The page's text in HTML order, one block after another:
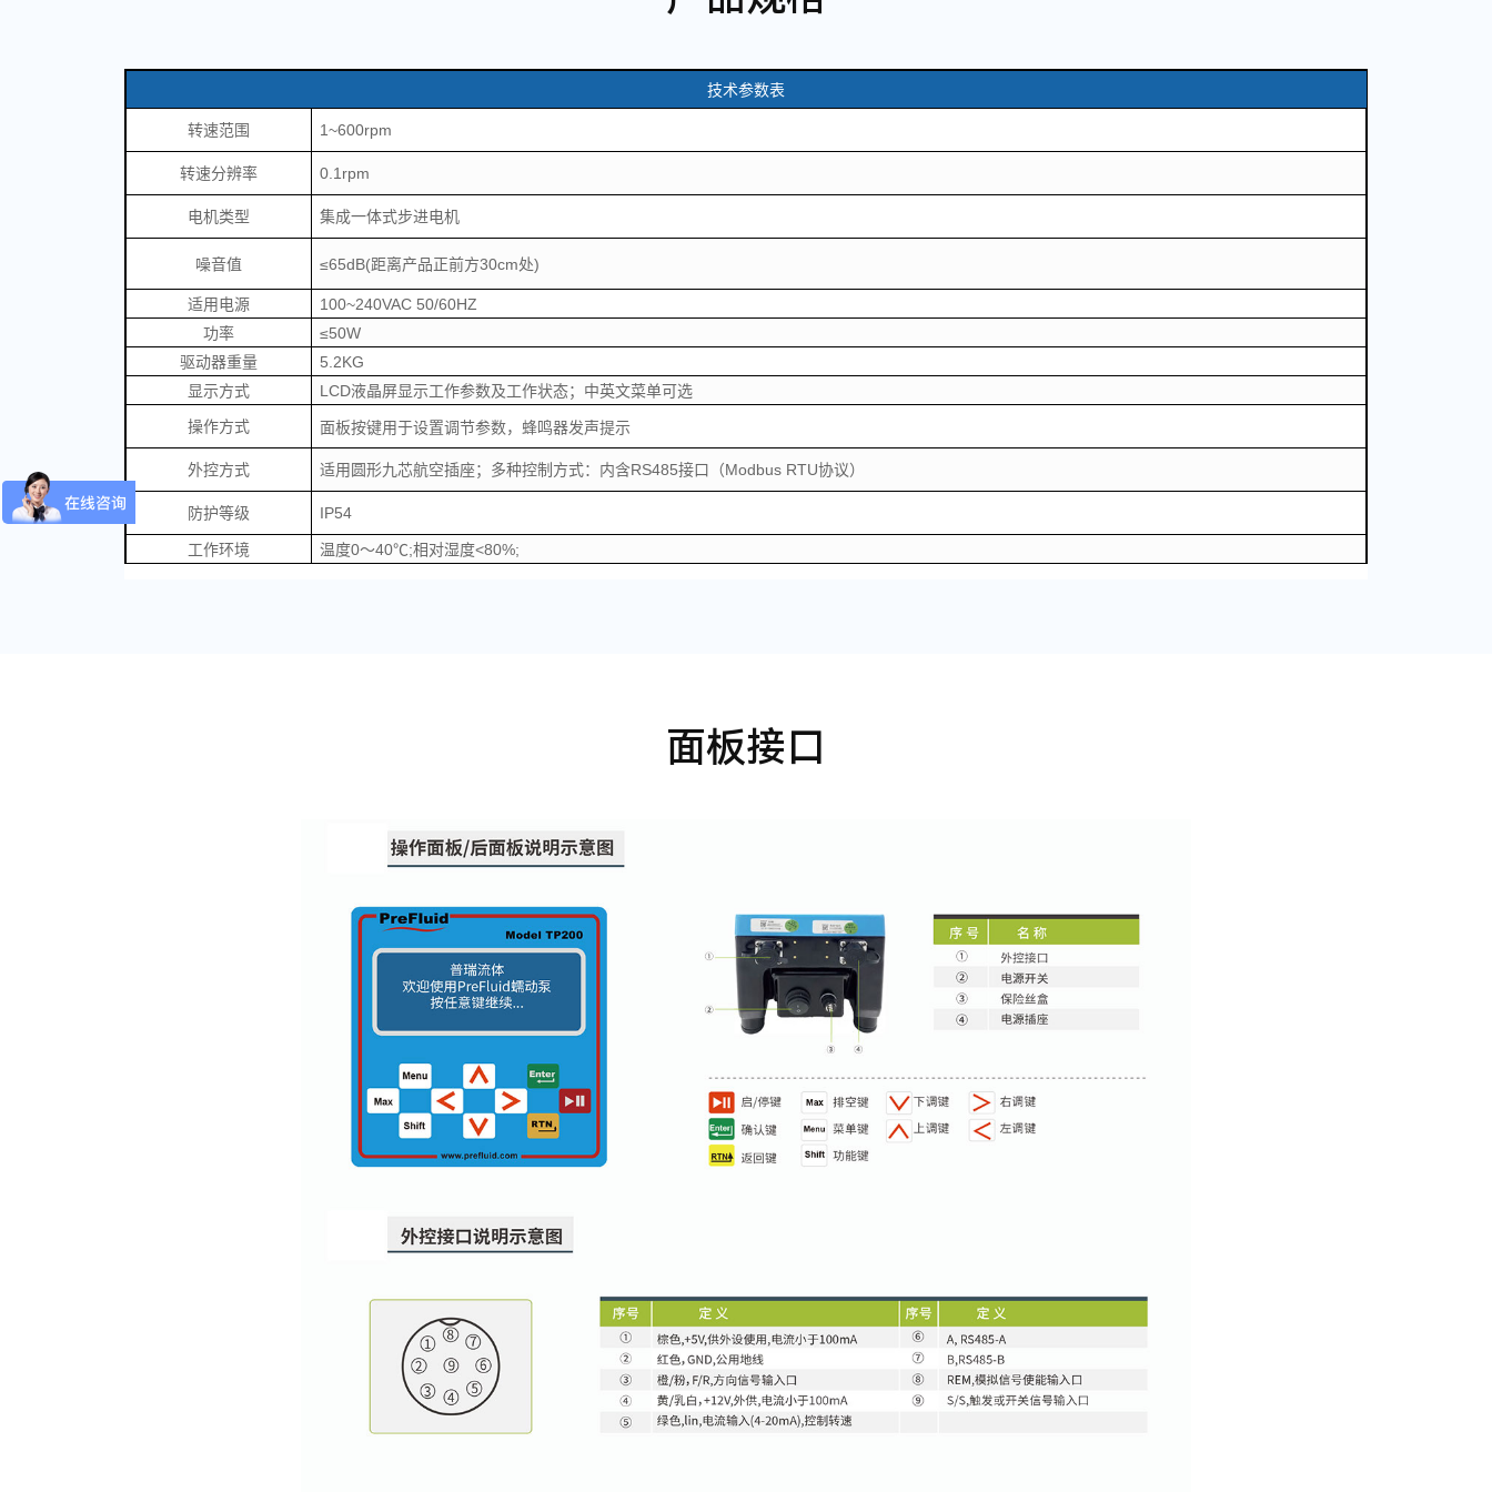
技术参数表
转速范围 1~600rpm
转速分辨率 0.1rpm
电机类型 集成一体式步进电机
噪音值 ≤65dB(距离产品正前方30cm处)
适用电源
100~240VAC 50/60HZ
功率
≤50W
驱动器重量
5.2KG
显示方式
LCD液晶屏显示工作参数及工作状态；中英文菜单可选
操作方式
面板按键用于设置调节参数，蜂鸣器发声提示
外控方式 适用圆形九芯航空插座；多种控制方式：内含RS485接口（Modbus RTU协议）
防护等级 IP54
工作环境 温度0～40℃;相对湿度<80%;
面板接口